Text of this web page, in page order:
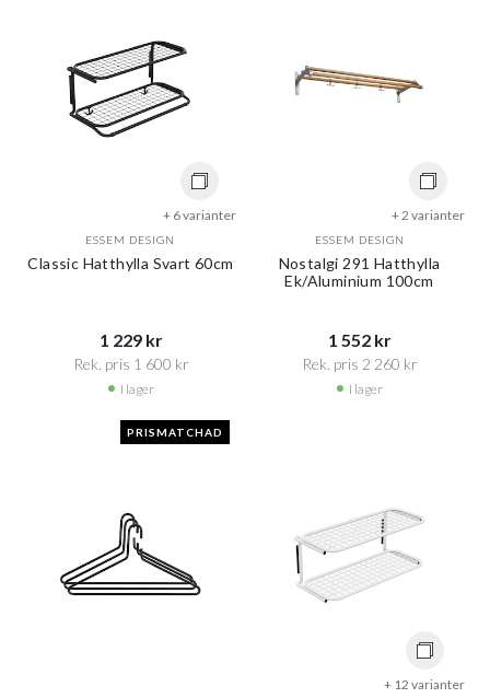
+ 6 varianter
ESSEM DESIGN
Classic Hatthylla Svart 60cm
1 229 kr​​
Rek. pris 1 600 kr​​
I lager
+ 2 varianter
ESSEM DESIGN
Nostalgi 291 Hatthylla
Ek/Aluminium 100cm
1 552 kr​​
Rek. pris 2 260 kr​​
I lager
PRISMATCHAD
+ 12 varianter